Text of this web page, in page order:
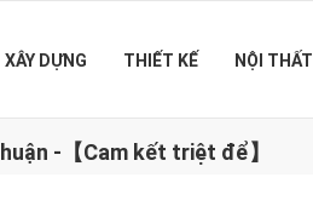
XÂY DỰNG THIẾT KẾ NỘI THẤT
-【Cam kết triệt để】